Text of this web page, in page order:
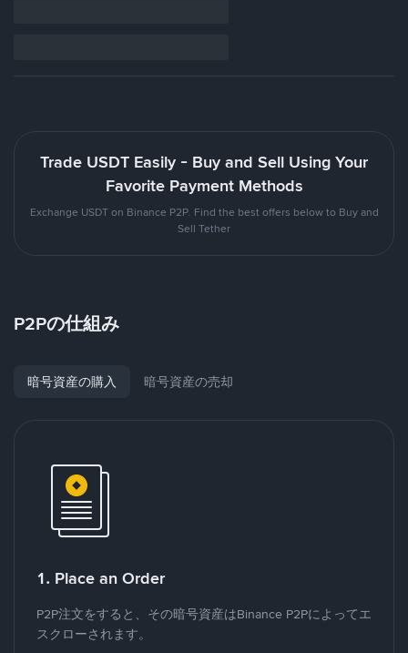
Trade USDT Easily - Buy and Sell Using Your
Favorite Payment Methods
Exchange USDT on Binance P2P. Find the best offers below to Buy and
Sell Tether
P2Pの仕組み
暗号資産の購入 暗号資産の売却
1. Place an Order
P2P注文をすると、その暗号資産はBinance P2Pによってエ
スクローされます。